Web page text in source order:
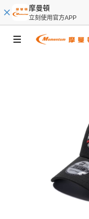
摩曼頓
立刻使用官方APP